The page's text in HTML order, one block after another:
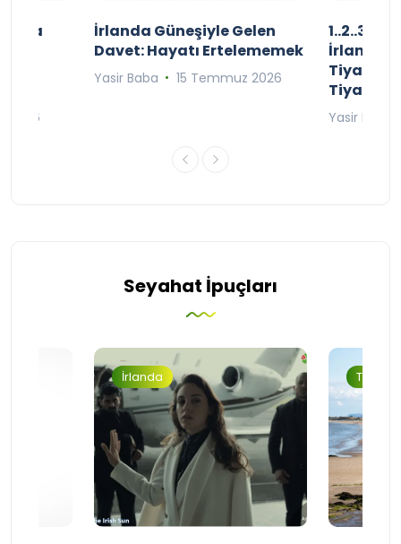
2026
İrlanda Güneşiyle Gelen
Davet: Hayatı Ertelememek
Yasir Baba 15 Temmuz 2026
1..2..3..
Tiyatro
Yasir Baba
Seyahat İpuçları
İrlanda Turizm